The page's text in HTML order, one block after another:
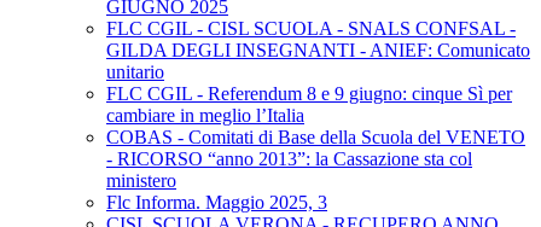
GIUGNO 2025
FLC CGIL - CISL SCUOLA - SNALS CONFSAL -
GILDA DEGLI INSEGNANTI - ANIEF: Comunicato
unitario
FLC CGIL - Referendum 8 e 9 giugno: cinque Sì per
cambiare in meglio l’Italia
COBAS - Comitati di Base della Scuola del VENETO
- RICORSO “anno 2013”: la Cassazione sta col
ministero
Flc Informa. Maggio 2025, 3